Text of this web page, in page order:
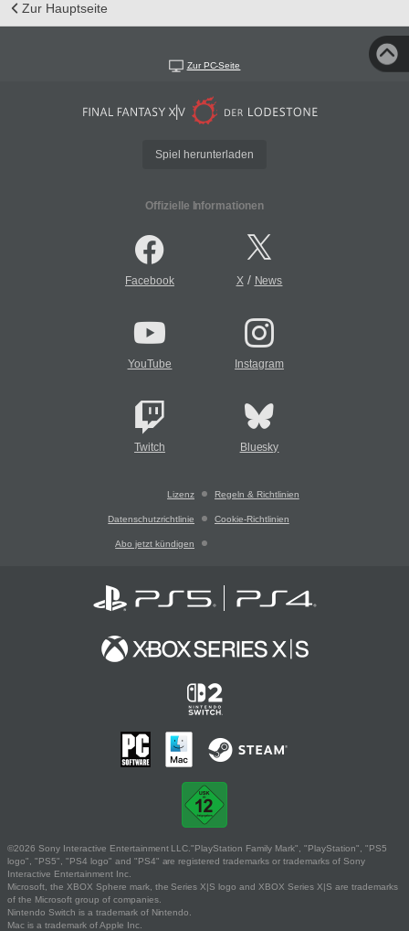
Zur Hauptseite
Zur PC-Seite
Spiel herunterladen
Offizielle Informationen
Facebook X/ News
YouTube Instagram
Twitch Bluesky
Lizenz Regeln & Richtlinien
Datenschutzrichtlinie Cookie-Richtlinien
Abo jetzt kündigen
©2026 Sony Interactive Entertainment LLC."PlayStation Family Mark", "PlayStation", "PS5
logo", "PS5", "PS4 logo" and "PS4" are registered trademarks or trademarks of Sony
Interactive Entertainment Inc.
Microsoft, the XBOX Sphere mark, the Series X|S logo and XBOX Series X|S are trademarks
of the Microsoft group of companies.
Nintendo Switch is a trademark of Nintendo.
Mac is a trademark of Apple Inc.